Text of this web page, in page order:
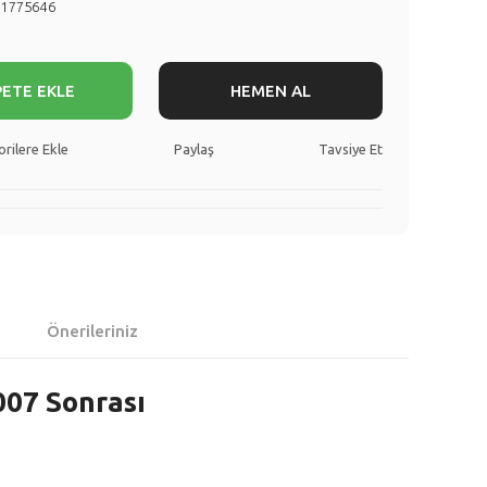
EKLE HEMEN AL
Paylaş Tavsiye Et
Önerileriniz
Sonrası